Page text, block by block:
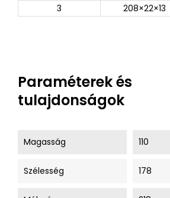
3
208×22×13
Paraméterek és
tulajdonságok
Magasság 110
Szélesség 178